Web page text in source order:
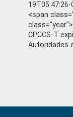
<span
CPCCS-T
Autoridades